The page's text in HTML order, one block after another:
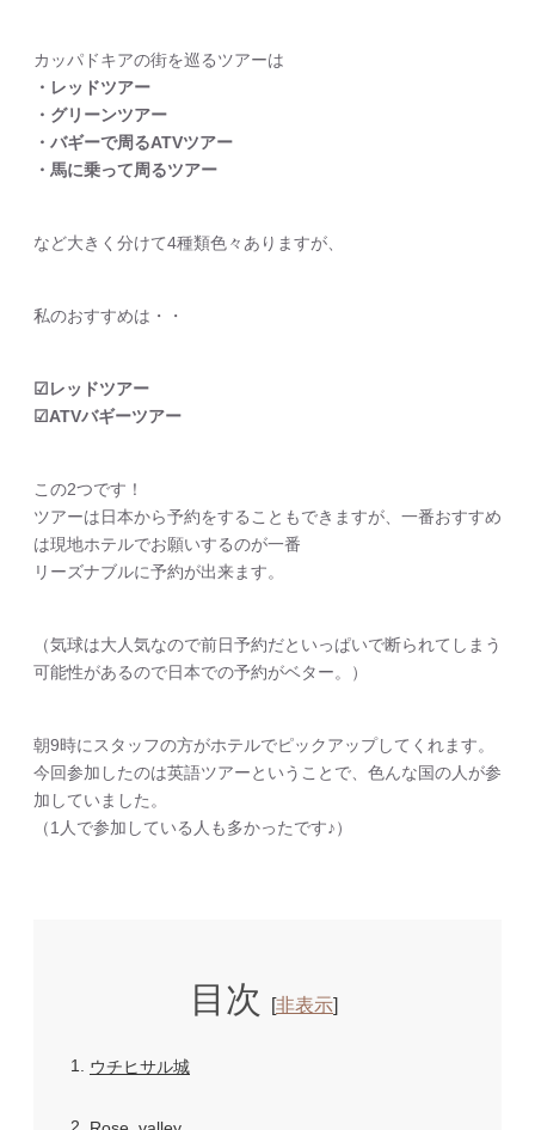
カッパドキアの街を巡るツアーは
・レッドツアー
・グリーンツアー
・バギーで周るATVツアー
・馬に乗って周るツアー
など大きく分けて4種類色々ありますが、
私のおすすめは・・
☑︎レッドツアー
☑︎ATVバギーツアー
この2つです！
ツアーは日本から予約をすることもできますが、一番おすすめ
は現地ホテルでお願いするのが一番
リーズナブルに予約が出来ます。
（気球は大人気なので前日予約だといっぱいで断られてしまう
可能性があるので日本での予約がベター。）
朝9時にスタッフの方がホテルでピックアップしてくれます。
今回参加したのは英語ツアーということで、色んな国の人が参
加していました。
（1人で参加している人も多かったです♪）
目次 非表示
1 ウチヒサル城